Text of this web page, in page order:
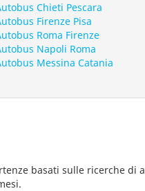
Chieti Pescara
Firenze Pisa
Roma Firenze
Napoli Roma
Messina Catania
basati sulle ricerche di